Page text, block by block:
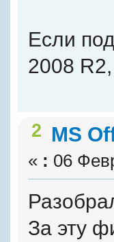
Если
2008
2 MS
« : 06
За эту